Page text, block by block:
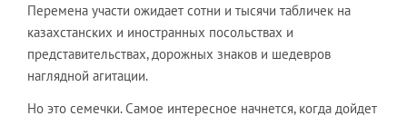
Перемена участи ожидает сотни и тысячи табличек на
казахстанских и иностранных посольствах и
представительствах, дорожных знаков и шедевров
наглядной агитации.
Но это семечки. Самое интересное начнется, когда дойдет